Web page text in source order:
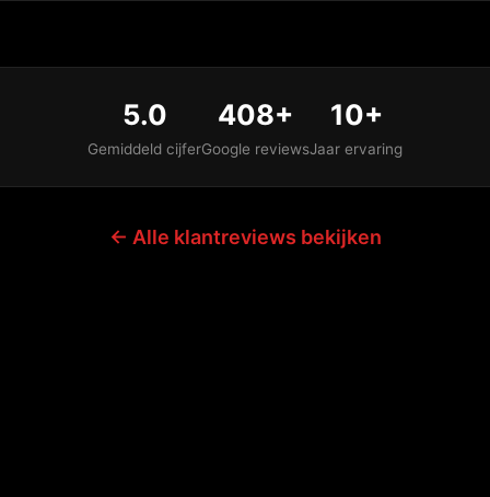
5.0
Gemiddeld cijfer
408+
Google reviews
10+
Jaar ervaring
← Alle klantreviews bekijken